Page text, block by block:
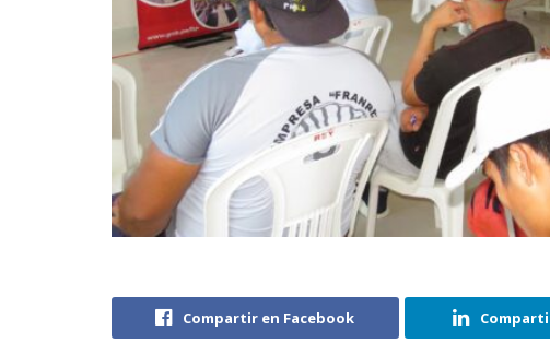
Compartir en Facebook